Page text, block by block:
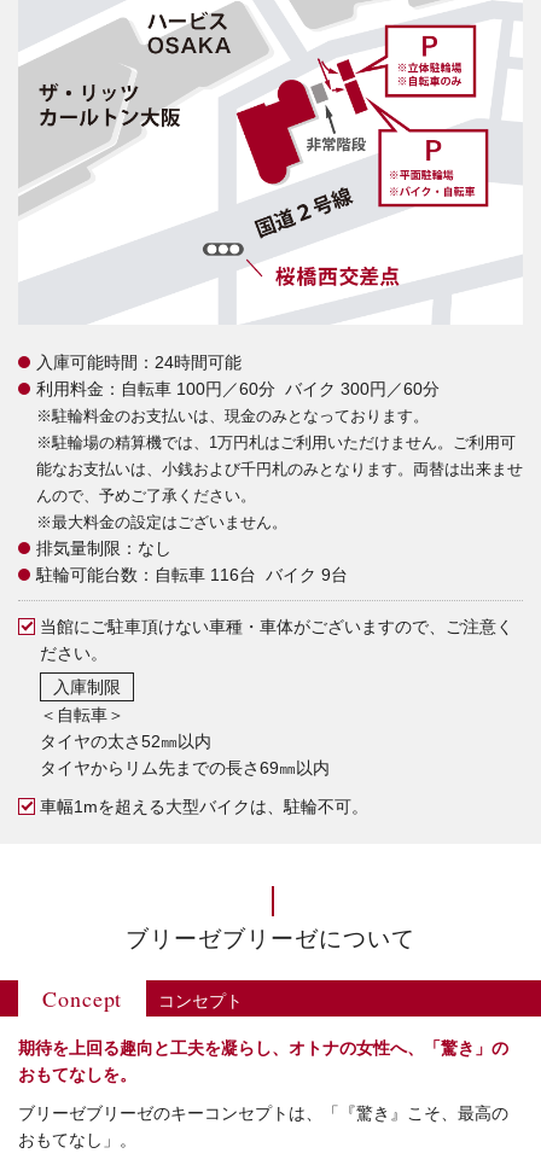
入庫可能時間：24時間可能
利用料金：自転車 100円／60分 バイク 300円／60分
※駐輪料金のお支払いは、現金のみとなっております。
※駐輪場の精算機では、1万円札はご利用いただけません。ご利用可
能なお支払いは、小銭および千円札のみとなります。両替は出来ませ
んので、予めご了承ください。
※最大料金の設定はございません。
排気量制限：なし
駐輪可能台数：自転車 116台 バイク 9台
当館にご駐車頂けない車種・車体がございますので、ご注意く
ださい。
入庫制限
＜自転車＞
タイヤの太さ52㎜以内
タイヤからリム先までの長さ69㎜以内
車幅1mを超える大型バイクは、駐輪不可。
ブリーゼブリーゼについて
Concept コンセプト
期待を上回る趣向と工夫を凝らし、オトナの女性へ、「驚き」の
おもてなしを。
ブリーゼブリーゼのキーコンセプトは、「『驚き』こそ、最高の
おもてなし」。